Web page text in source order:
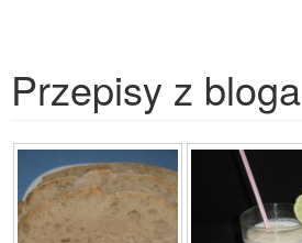
Przepisy z bloga